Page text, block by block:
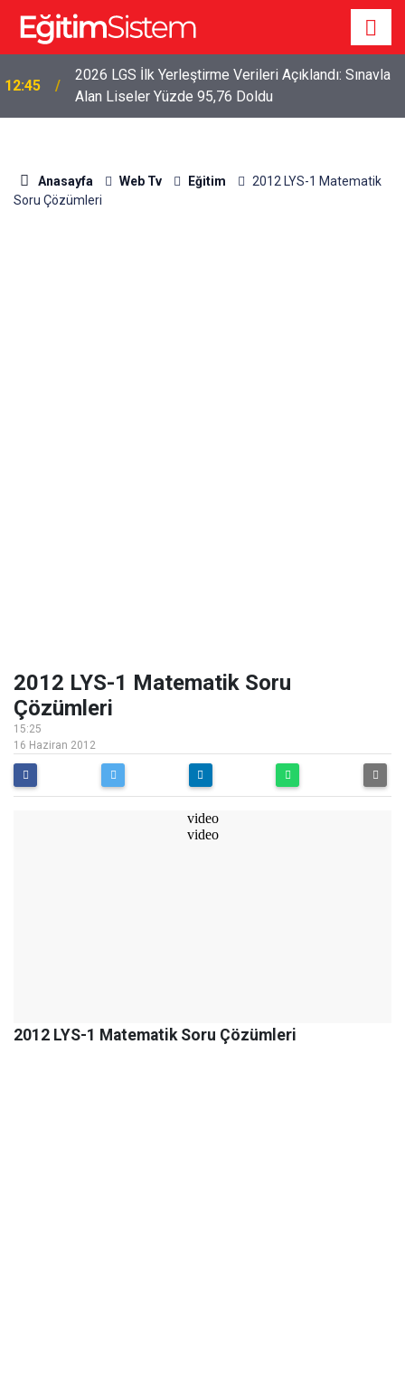
12:45
2026 LGS İlk Yerleştirme Verileri Açıklandı: Sınavla
Alan Liseler Yüzde 95,76 Doldu
Anasayfa Web Tv Eğitim
2012 LYS-1 Matematik
Soru Çözümleri
2012 LYS-1 Matematik Soru
Çözümleri
15:25
16 Haziran 2012
2012 LYS-1 Matematik Soru Çözümleri